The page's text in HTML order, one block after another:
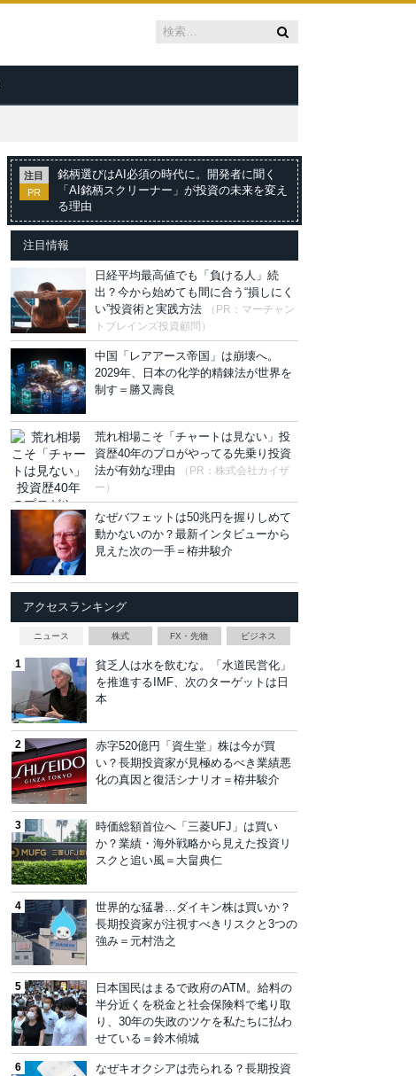
注目
PR
銘柄選びはAI必須の時代に。開発者に聞く
「AI銘柄スクリーナー」が投資の未来を変え
る理由
注目情報
日経平均最高値でも「負ける人」続
出？今から始めても間に合う“損しにく
い”投資術と実践方法
（PR：マーチャン
トブレインズ投資顧問）
中国「レアアース帝国」は崩壊へ。
2029年、日本の化学的精錬法が世界を
制す＝勝又壽良
荒れ相場こそ「チャートは見ない」投
資歴40年のプロがやってる先乗り投資
法が有効な理由
（PR：株式会社カイザ
ー）
なぜバフェットは50兆円を握りしめて
動かないのか？最新インタビューから
見えた次の一手＝栫井駿介
アクセスランキング
ニュース 株式 FX・先物 ビジネス
貧乏人は水を飲むな。「水道民営化」
を推進するIMF、次のターゲットは日
本
赤字520億円「資生堂」株は今が買
い？長期投資家が見極めるべき業績悪
化の真因と復活シナリオ＝栫井駿介
時価総額首位へ「三菱UFJ」は買い
か？業績・海外戦略から見えた投資リ
スクと追い風＝大畠典仁
世界的な猛暑…ダイキン株は買いか？
長期投資家が注視すべきリスクと3つの
強み＝元村浩之
日本国民はまるで政府のATM。給料の
半分近くを税金と社会保険料で毟り取
り、30年の失政のツケを私たちに払わ
せている＝鈴木傾城
なぜキオクシアは売られる？長期投資